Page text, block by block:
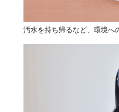
汚水を持ち帰るなど、環境へ